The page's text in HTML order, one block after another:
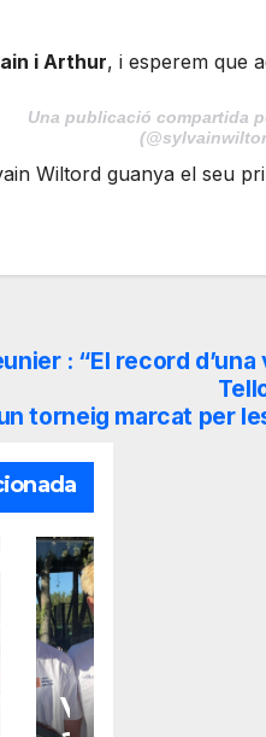
i Arthur, i esperem que
Una publicació compartida
Wiltord guanya el seu
: “El record
torneig marcat per
V